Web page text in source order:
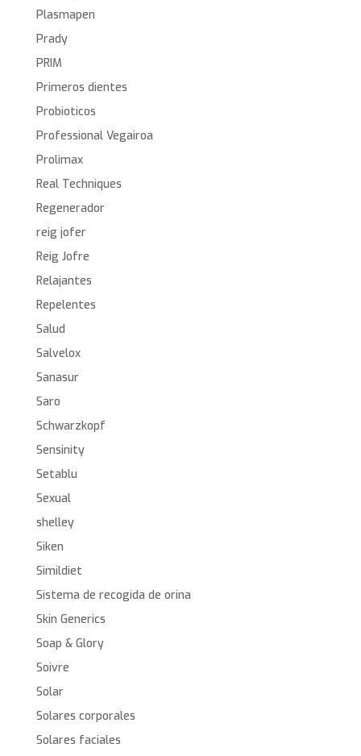
Plasmapen
Prady
PRIM
Primeros dientes
Probioticos
Professional Vegairoa
Prolimax
Real Techniques
Regenerador
reig jofer
Reig Jofre
Relajantes
Repelentes
Salud
Salvelox
Sanasur
Saro
Schwarzkopf
Sensinity
Setablu
Sexual
shelley
Siken
Simildiet
Sistema de recogida de orina
Skin Generics
Soap & Glory
Soivre
Solar
Solares corporales
Solares faciales